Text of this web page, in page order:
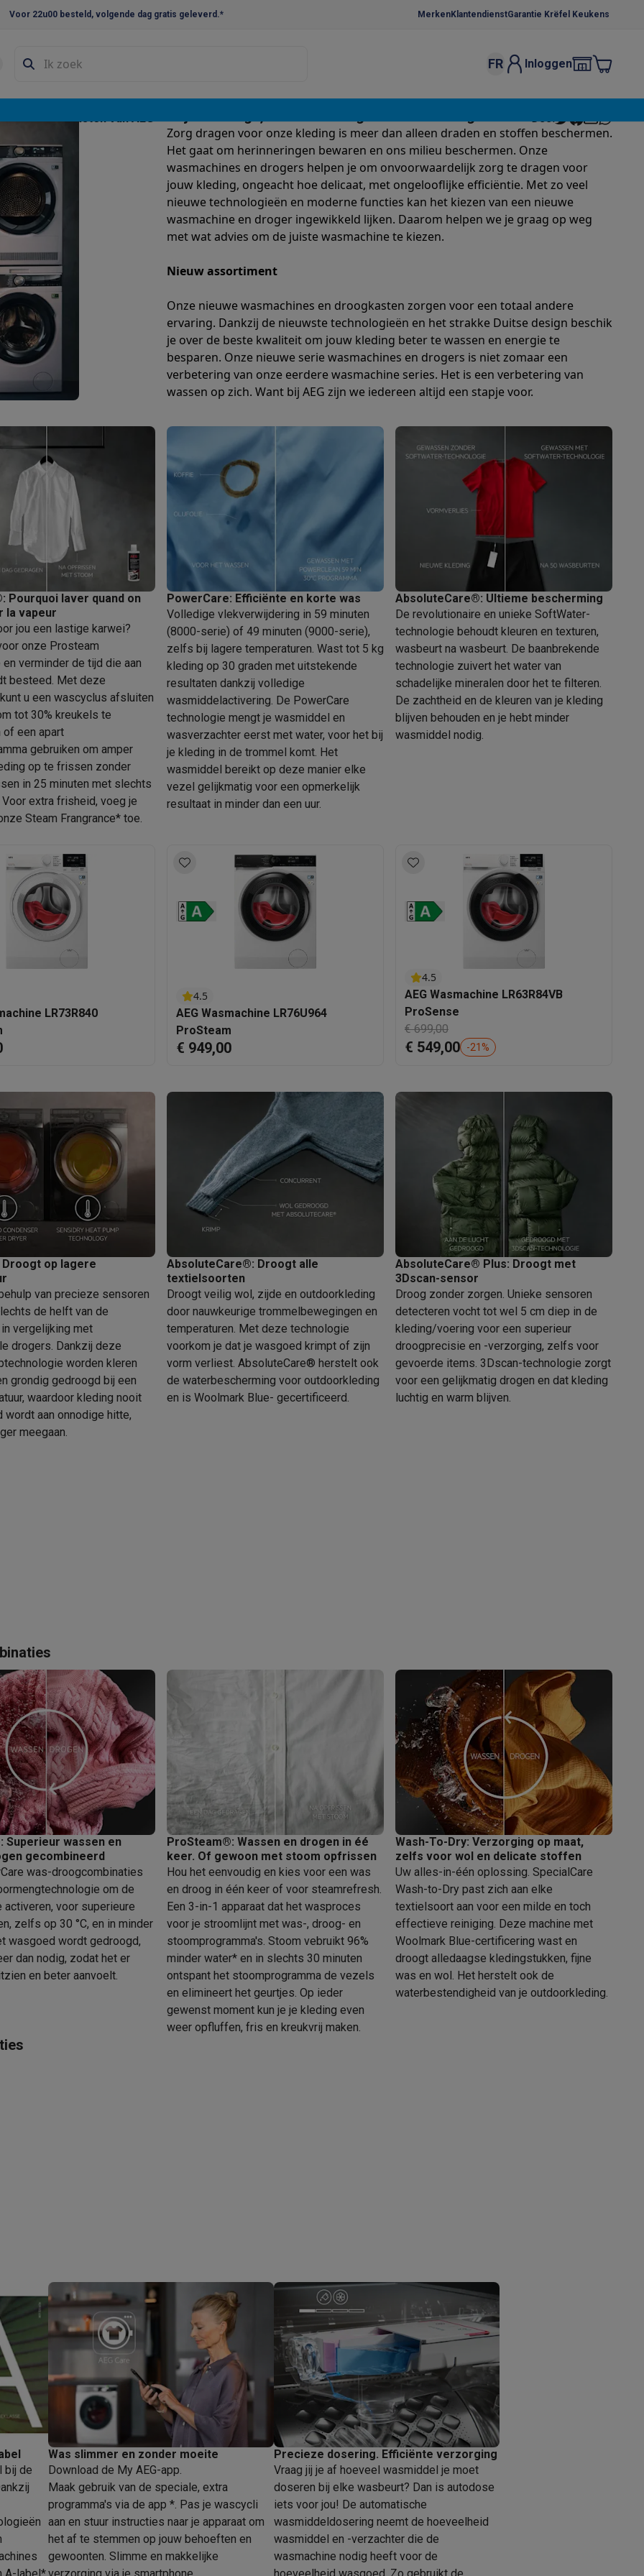
Voor 22u00 besteld, volgende dag gratis geleverd.* MerkenKlantendienstGarantie Krëfel Keukens
koelkastenAmerikaanse koelkastenWijnkoelkastenDiepvriezers
koelkasten Inbouw diepvriezers Inbouw wijnkoelkasten Inbouw microgolfovens
Inbouw wasmachines
Gas kookplaten Kookplaten met afzuiging PannenKookpotten
Gasfornuizen
Capsule- & padsmachinesNespressoDolce Gusto
Juicers
monsieur machines
Soepmakers
Accessoires
Kookrobots PastamachinesOpzetkookplaten Accessoires
Pizzamakers
Waterfilterpatronen
Ijsblokjesmachines
Sledestofzuigers Bouwstofzuigers Stofzuigerzakken
Accessoires
Robot ramenwassers
Hogedrukreinigers Dweilsystemen
Accessoires
strijkplankenStrijkplanken
Accessoires
Weerstations
en droogkast sets Was-droogcombinatiesTussenkaders en sokkelsDroogrekken
GPS trackers dieren
MultistylersKrulspelden
TondeusesScheerkoppenAccessoires
Accessoires
Massage guns
apparatenBloedcirculatie apparatenInfraroodlampenThermometers
Luchtbevochtigers
DVD & Blu-Ray spelers
Oortjes Draadloze oortjes
speakers
Audio accessoires
Nikon camera's
Statieven & tripods
Action cam accessoires
met toetsen Refurbished smartphonesiPhone 17
C kabels Lightning kabels
GSM houders autoMicro SD-kaarten
Overige accessoires
laptops Copilot+ pcChromebooks MonitorsDesktops
PC headsets Microfoons Docking stationsExterne DVD spelers
TablethoezenE-readersAccessoires
Mesh Wi-FiSwitchesNetwerkkabels
SD-kaarten
MuismattenOverige accessoires
controllersPlaystation headsetsPlaystation VR-brillenPlaystation accessoires
Switch controllers Nintendo Switch headsets Nintendo Switch accessoires
muizenGaming toetsenbordenPC gaming controllers
Gaming desksGaming TV
laptopsBuyBack
Stofzuigers met ecocheques Steelstofzuigers met ecocheques Sledestofzuigers met
ecochequesBruiswatertoestellen met ecocheques Keukenaccessoires met ecocheques
Diepvriezers met ecocheques Ovens met ecocheques Fornuizen met ecochequesDampkappen met ecochequesKookplaten
met ecocheques Oortjes met ecochequesPlatenspelers met ecocheques
met ecocheques Powerbanks met ecocheques Inkt en papier met ecocheques
Solden op TV & audio
Niet tevreden, geld terug
TV installatie
FR Inloggen
&
van
Ontdek
& droogkasten van AEG Deel
Zorg dragen voor onze kleding is meer dan alleen draden en stoffen beschermen.
Het gaat om herinneringen bewaren en ons milieu beschermen. Onze
wasmachines en drogers helpen je om onvoorwaardelijk zorg te dragen voor
jouw kleding, ongeacht hoe delicaat, met ongelooflijke efficiëntie. Met zo veel
nieuwe technologieën en moderne functies kan het kiezen van een nieuwe
wasmachine en droger ingewikkeld lijken. Daarom helpen we je graag op weg
met wat advies om de juiste wasmachine te kiezen.
Nieuw assortiment
Onze nieuwe wasmachines en droogkasten zorgen voor een totaal andere
ervaring. Dankzij de nieuwste technologieën en het strakke Duitse design beschik
je over de beste kwaliteit om jouw kleding beter te wassen en energie te
besparen. Onze nieuwe serie wasmachines en drogers is niet zomaar een
verbetering van onze eerdere wasmachine series. Het is een verbetering van
wassen op zich. Want bij AEG zijn we iedereen altijd een stapje voor.
Pourquoi laver quand on
la vapeur
jou een lastige karwei?
onze Prosteam
verminder de tijd die aan
besteed. Met deze
u een wascyclus afsluiten
tot 30% kreukels te
of een apart
gebruiken om amper
op te frissen zonder
in 25 minuten met slechts
extra frisheid, voeg je
Steam Frangrance* toe.
PowerCare: Efficiënte en korte was
Volledige vlekverwijdering in 59 minuten
(8000-serie) of 49 minuten (9000-serie),
zelfs bij lagere temperaturen. Wast tot 5 kg
kleding op 30 graden met uitstekende
resultaten dankzij volledige
wasmiddelactivering. De PowerCare
technologie mengt je wasmiddel en
wasverzachter eerst met water, voor het bij
je kleding in de trommel komt. Het
wasmiddel bereikt op deze manier elke
vezel gelijkmatig voor een opmerkelijk
resultaat in minder dan een uur.
AbsoluteCare®: Ultieme bescherming
De revolutionaire en unieke SoftWater-
technologie behoudt kleuren en texturen,
wasbeurt na wasbeurt. De baanbrekende
technologie zuivert het water van
schadelijke mineralen door het te filteren.
De zachtheid en de kleuren van je kleding
blijven behouden en je hebt minder
wasmiddel nodig.
LR73R840
4.5
AEG Wasmachine LR76U964
ProSteam
€ 949,00
4.5
AEG Wasmachine LR63R84VB
ProSense
€ 699,00
€ 549,00 -21 %
op lagere
van precieze sensoren
de helft van de
vergelijking met
drogers. Dankzij deze
worden kleren
grondig gedroogd bij een
waardoor kleding nooit
aan onnodige hitte,
meegaan.
AbsoluteCare®: Droogt alle
textielsoorten
Droogt veilig wol, zijde en outdoorkleding
door nauwkeurige trommelbewegingen en
temperaturen. Met deze technologie
voorkom je dat je wasgoed krimpt of zijn
vorm verliest. AbsoluteCare® herstelt ook
de waterbescherming voor outdoorkleding
en is Woolmark Blue- gecertificeerd.
AbsoluteCare® Plus: Droogt met
3Dscan-sensor
Droog zonder zorgen. Unieke sensoren
detecteren vocht tot wel 5 cm diep in de
kleding/voering voor een superieur
droogprecisie en -verzorging, zelfs voor
gevoerde items. 3Dscan-technologie zorgt
voor een gelijkmatig drogen en dat kleding
luchtig en warm blijven.
Superieur wassen en
gecombineerd
was-droogcombinaties
om de
activeren, voor superieure
zelfs op 30 °C, en in minder
wasgoed wordt gedroogd,
dan nodig, zodat het er
en beter aanvoelt.
ProSteam®: Wassen en drogen in éé
keer. Of gewoon met stoom opfrissen
Hou het eenvoudig en kies voor een was
en droog in één keer of voor steamrefresh.
Een 3-in-1 apparaat dat het wasproces
voor je stroomlijnt met was-, droog- en
stoomprogramma's. Stoom vebruikt 96%
minder water* en in slechts 30 minuten
ontspant het stoomprogramma de vezels
en elimineert het geurtjes. Op ieder
gewenst moment kun je je kleding even
weer opfluffen, fris en kreukvrij maken.
Wash-To-Dry: Verzorging op maat,
zelfs voor wol en delicate stoffen
Uw alles-in-één oplossing. SpecialCare
Wash-to-Dry past zich aan elke
textielsoort aan voor een milde en toch
effectieve reiniging. Deze machine met
Woolmark Blue-certificering wast en
droogt alledaagse kledingstukken, fijne
was en wol. Het herstelt ook de
waterbestendigheid van je outdoorkleding.
bij de
Was slimmer en zonder moeite
Download de My AEG-app.
Maak gebruik van de speciale, extra
programma's via de app *. Pas je wascycli
aan en stuur instructies naar je apparaat om
het af te stemmen op jouw behoeften en
gewoonten. Slimme en makkelijke
Precieze dosering. Efficiënte verzorging
Vraag jij je af hoeveel wasmiddel je moet
doseren bij elke wasbeurt? Dan is autodose
iets voor jou! De automatische
wasmiddeldosering neemt de hoeveelheid
wasmiddel en -verzachter die de
wasmachine nodig heeft voor de